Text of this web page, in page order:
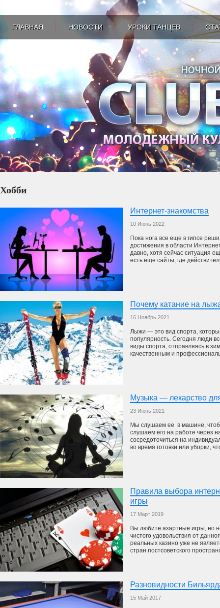
ГЛАВНАЯ НОВОСТИ УРОКИ ТАНЦЕВ
Хобби
Интернет-знакомства
10 Июнь 2022
Пока нога все еще в гипсе
достижения в области
давно, хотя сейчас ситуация
есть еще сайты, где
Почему катание на
16 Ноябрь 2021
Лыжи — это вид спорта,
популярность. Сегодня люди
виды спорта, отправляясь в
качественным и
Музыка — лекарство
23 Июнь 2021
Мы слушаем ее в машине,
слушаем его на работе через
сосредоточиться на
во время готовки или уборки,
Правила выбора
игры
17 Март 2019
Вы любите азартные игры, но
чистого удовольствия от
реальных казино уже не
стран постсоветского
Разновидности
15 Май 2017